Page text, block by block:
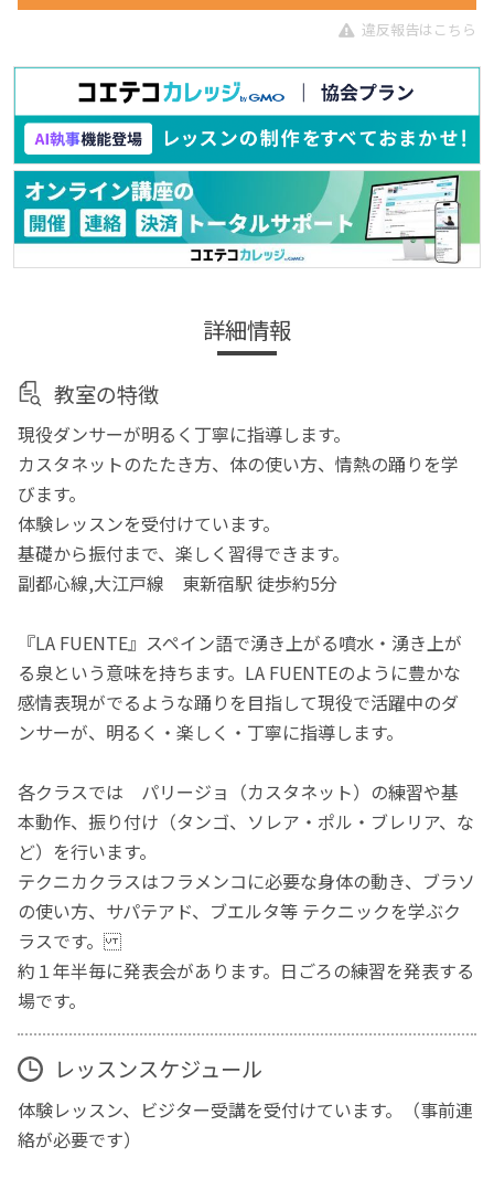
違反報告はこちら
詳細情報
教室の特徴
現役ダンサーが明るく丁寧に指導します。
カスタネットのたたき方、体の使い方、情熱の踊りを学
びます。
体験レッスンを受付けています。
基礎から振付まで、楽しく習得できます。
副都心線,大江戸線 東新宿駅 徒歩約5分
『LA FUENTE』スペイン語で湧き上がる噴水・湧き上が
る泉という意味を持ちます。LA FUENTEのように豊かな
感情表現がでるような踊りを目指して現役で活躍中のダ
ンサーが、明るく・楽しく・丁寧に指導します。
各クラスでは パリージョ（カスタネット）の練習や基
本動作、振り付け（タンゴ、ソレア・ポル・ブレリア、な
ど）を行います。
テクニカクラスはフラメンコに必要な身体の動き、ブラソ
の使い方、サパテアド、ブエルタ等 テクニックを学ぶク
ラスです。
約１年半毎に発表会があります。日ごろの練習を発表する
場です。
レッスンスケジュール
体験レッスン、ビジター受講を受付けています。（事前連
絡が必要です）